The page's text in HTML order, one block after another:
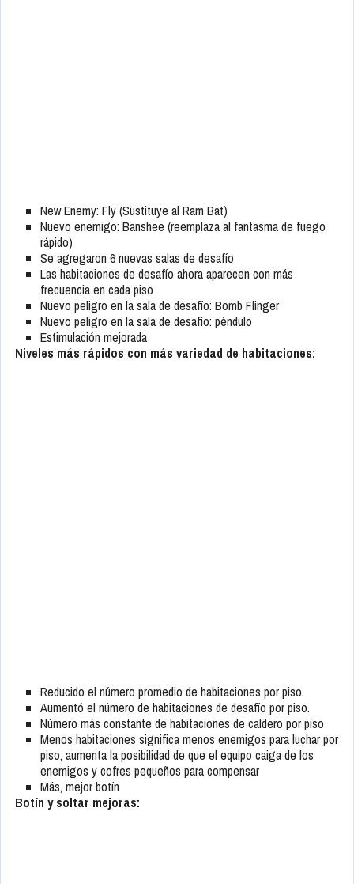
New Enemy: Fly (Sustituye al Ram Bat)
Nuevo enemigo: Banshee (reemplaza al fantasma de fuego
rápido)
Se agregaron 6 nuevas salas de desafío
Las habitaciones de desafío ahora aparecen con más
frecuencia en cada piso
Nuevo peligro en la sala de desafío: Bomb Flinger
Nuevo peligro en la sala de desafío: péndulo
Estimulación mejorada
Niveles más rápidos con más variedad de habitaciones:
Reducido el número promedio de habitaciones por piso.
Aumentó el número de habitaciones de desafío por piso.
Número más constante de habitaciones de caldero por piso
Menos habitaciones significa menos enemigos para luchar por
piso, aumenta la posibilidad de que el equipo caiga de los
enemigos y cofres pequeños para compensar
Más, mejor botín
Botín y soltar mejoras: